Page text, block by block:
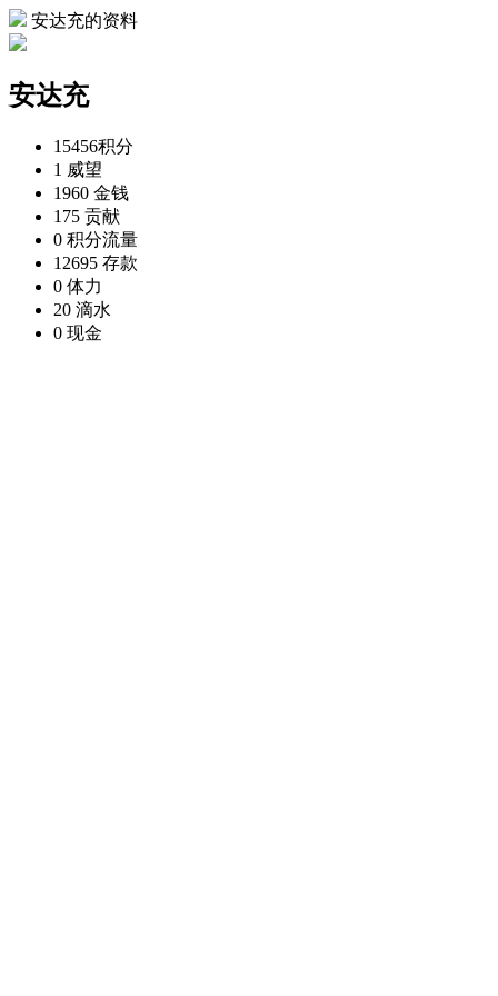
安达充的资料
安达充
15456积分
1 威望
1960 金钱
175 贡献
0 积分流量
12695 存款
0 体力
20 滴水
0 现金